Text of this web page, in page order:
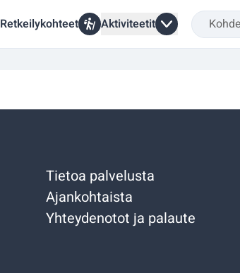
Retkeilykohteet Aktiviteetit
Tietoa palvelusta
Ajankohtaista
Yhteydenotot ja palaute